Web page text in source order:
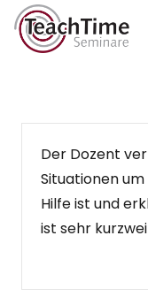
Der Dozent
Situationen
Hilfe ist und
ist sehr